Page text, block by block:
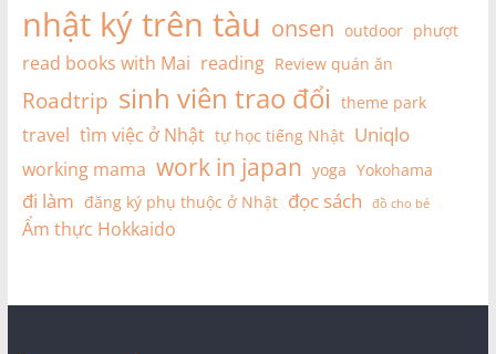
nhật ký trên tàu onsen outdoor phượt
read books with Mai reading Review quán ăn
Roadtrip sinh viên trao đổi theme park
travel tìm việc ở Nhật tự học tiếng Nhật Uniqlo
working mama work in japan yoga Yokohama
đi làm đăng ký phụ thuộc ở Nhật đọc sách đồ cho bé
Ẩm thực Hokkaido